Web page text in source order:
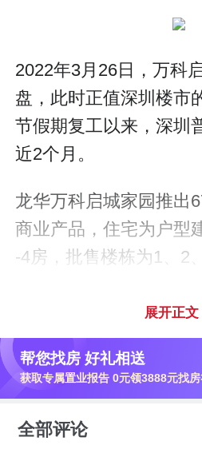
2022年3月26日，万科
盘，此时正值深圳楼市
节假期复工以来，深圳
近2个月。
龙华万科启城家园推出
商业产品，住宅为户型
-4房，批售楼栋为1、2
选房，开盘近100分钟
去化率只有4成左右，
零供应，为2022年的深
暖意。
展开正文
帮您找房 好礼相送
获取专属置业报告 0元领3888元找
全部评论